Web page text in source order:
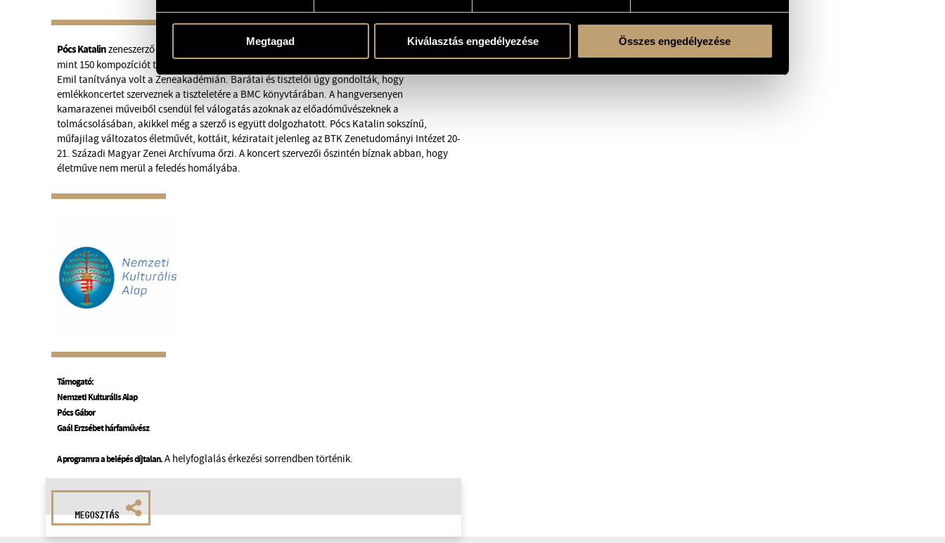
Megtagad Kiválasztás engedélyezése Összes engedélyezése
Pócs Katalinzeneszerző 2023. júniusában lett volna 60 éves, 2019-ben hunyt el. Életműve több
mint 150 kompozíciót tartalmaz és jórészt ismeretlen még a szakmabeliek előtt is. Petrovics
Emil tanítványa volt a Zeneakadémián. Barátai és tisztelői úgy gondolták, hogy
emlékkoncertet szerveznek a tiszteletére a BMC könyvtárában. A hangversenyen
kamarazenei műveiből csendül fel válogatás azoknak az előadóművészeknek a
tolmácsolásában, akikkel még a szerző is együtt dolgozhatott. Pócs Katalin sokszínű,
műfajilag változatos életművét, kottáit, kéziratait jelenleg az BTK Zenetudományi Intézet 20-
21. Századi Magyar Zenei Archívuma őrzi. A koncert szervezői őszintén bíznak abban, hogy
életműve nem merül a feledés homályába.
Támogató:
Nemzeti Kulturális Alap
Pócs Gábor
Gaál Erzsébet hárfaművész
A programra a belépés díjtalan.A helyfoglalás érkezési sorrendben történik.
MEGOSZTÁS